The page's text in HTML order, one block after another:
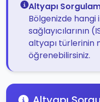
Altyapı
Bölgenizde
sağlayıcılarının
altyapı türlerinin
öğrenebilirsiniz.